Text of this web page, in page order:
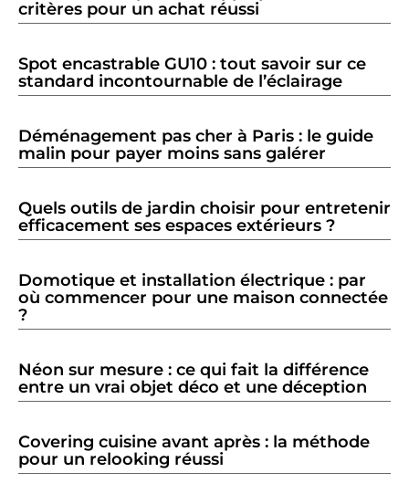
critères pour un achat réussi
Spot encastrable GU10 : tout savoir sur ce
standard incontournable de l’éclairage
Déménagement pas cher à Paris : le guide
malin pour payer moins sans galérer
Quels outils de jardin choisir pour entretenir
efficacement ses espaces extérieurs ?
Domotique et installation électrique : par
où commencer pour une maison connectée
?
Néon sur mesure : ce qui fait la différence
entre un vrai objet déco et une déception
Covering cuisine avant après : la méthode
pour un relooking réussi